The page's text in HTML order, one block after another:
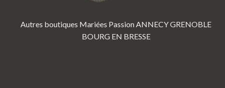
Autres boutiques Mariées PassionANNECYGRENOBLE
BOURG EN BRESSE